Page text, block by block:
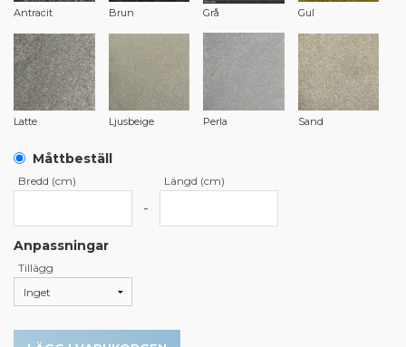
Antracit Brun Grå Gul
Latte Ljusbeige Perla Sand
Måttbeställ
Bredd (cm)
-
Längd (cm)
Anpassningar
Tillägg